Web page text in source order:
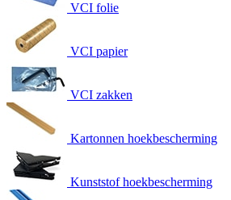
VCI folie
VCI papier
VCI zakken
Kartonnen hoekbescherming
Kunststof hoekbescherming